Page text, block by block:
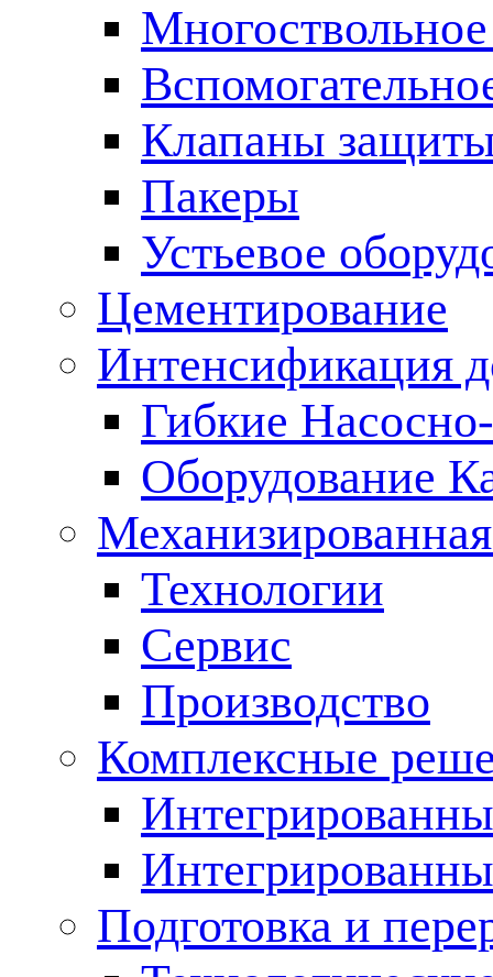
Клапаны
Пакеры
Устьевое
Цементирование
Интенсификация
Гибкие
Оборудование
Технологии
Сервис
Производство
Комплексные
Подготовка и